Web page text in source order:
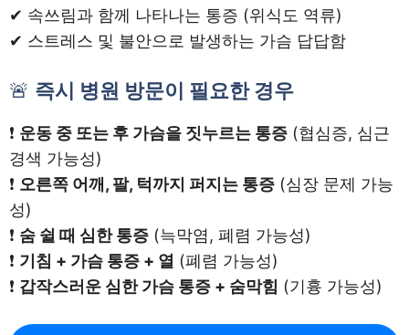
✔ 속쓰림과 함께 나타나는 통증 (위식도 역류)
✔ 스트레스 및 불안으로 발생하는 가슴 답답함
🚨 즉시 병원 방문이 필요한 경우
❗ 운동 중 또는 후 가슴을 짓누르는 통증 (협심증, 심근
경색 가능성)
❗ 오른쪽 어깨, 팔, 턱까지 퍼지는 통증 (심장 문제 가능
성)
❗ 숨 쉴 때 심한 통증 (늑막염, 폐렴 가능성)
❗ 기침 + 가슴 통증 + 열 (폐렴 가능성)
❗ 갑작스러운 심한 가슴 통증 + 숨막힘 (기흉 가능성)